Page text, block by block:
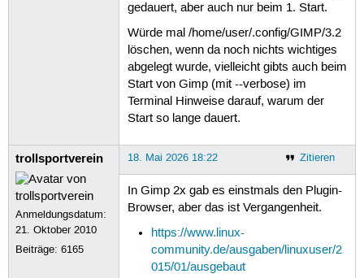
gedauert, aber auch nur beim 1. Start.
Würde mal /home/user/.config/GIMP/3.2
löschen, wenn da noch nichts wichtiges
abgelegt wurde, vielleicht gibts auch beim
Start von Gimp (mit --verbose) im
Terminal Hinweise darauf, warum der
Start so lange dauert.
trollsportverein
Anmeldungsdatum:
21. Oktober 2010
Beiträge:6165
Zitieren
18. Mai 2026 18:22
In Gimp 2x gab es einstmals den Plugin-
Browser, aber das ist Vergangenheit.
https://www.linux-
community.de/ausgaben/linuxuser/2
015/01/ausgebaut